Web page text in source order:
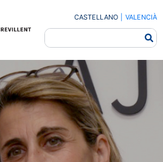
CASTELLANO VALENCIÀ